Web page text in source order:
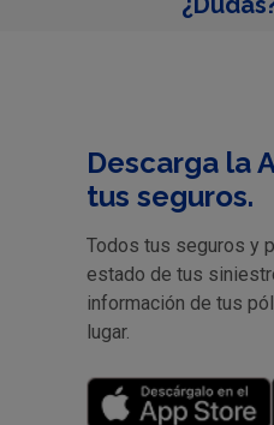
Descarga la
tus seguros.
Todos tus seguros y
estado de tus
información de tus
lugar.